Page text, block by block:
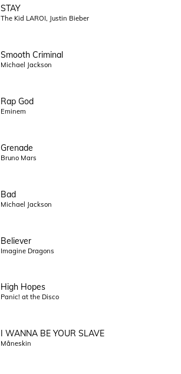
STAY
The Kid LAROI, Justin Bieber
Smooth Criminal
Michael Jackson
Rap God
Eminem
Grenade
Bruno Mars
Bad
Michael Jackson
Believer
Imagine Dragons
High Hopes
Panic! at the Disco
I WANNA BE YOUR SLAVE
Måneskin